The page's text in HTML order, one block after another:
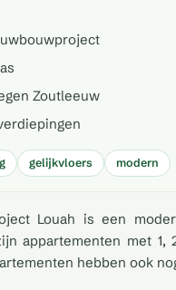
Zoutleeuw
gelijkvloers modern
Louah is een
appartementen met 1,
hebben ook